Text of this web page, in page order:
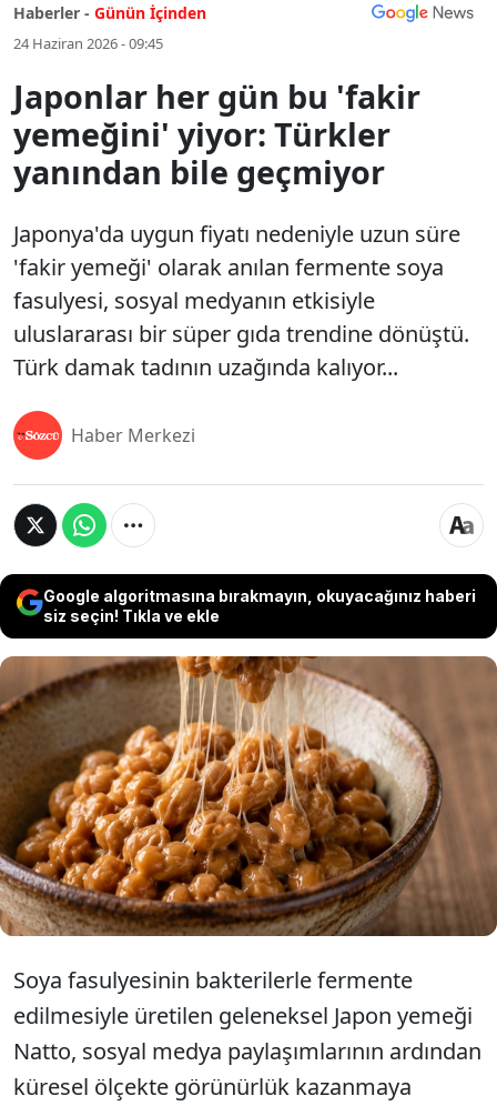
Haberler - Günün İçinden
24 Haziran 2026 - 09:45
Japonlar her gün bu 'fakir
yemeğini' yiyor: Türkler
yanından bile geçmiyor
Japonya'da uygun fiyatı nedeniyle uzun süre
'fakir yemeği' olarak anılan fermente soya
fasulyesi, sosyal medyanın etkisiyle
uluslararası bir süper gıda trendine dönüştü.
Türk damak tadının uzağında kalıyor...
Haber Merkezi
Google algoritmasına bırakmayın, okuyacağınız haberi
siz seçin! Tıkla ve ekle
Japonya'da uygun fiyatı nedeniyle uzun süre
'fakir yemeği' olarak anılan fermente soya
fasulyesi, sosyal medyanın etkisiyle
uluslararası bir süper gıda trendine dönüştü.
Türk damak tadının uzağında kalıyor...
Soya fasulyesinin bakterilerle fermente
edilmesiyle üretilen geleneksel Japon yemeği
Natto, sosyal medya paylaşımlarının ardından
küresel ölçekte görünürlük kazanmaya